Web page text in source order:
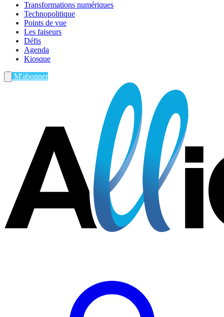
Transformations numériques
Technopolitique
Points de vue
Les faiseurs
Défis
Agenda
Kiosque
M'abonner